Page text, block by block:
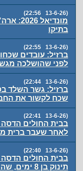
(13-6-26 22:56)
בתיקו
(13-6-26 22:55)
ברזיל: עובדים
לפני שהושלכה
(13-6-26 22:44)
ברזיל: גשר השלד
שכח לקשור את החבל
(13-6-26 22:41)
בבית החולים הדסה
לאחר שעבר ברית
(13-6-26 22:40)
בבית החולים
תינוק בן